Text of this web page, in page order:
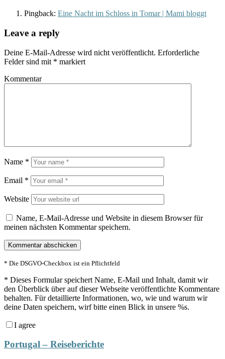
Pingback: Eine Nacht im Schloss in Tomar | Mami bloggt
Leave a reply
Deine E-Mail-Adresse wird nicht veröffentlicht. Erforderliche
Felder sind mit * markiert
Kommentar
Name *
Email *
Website
Name, E-Mail-Adresse und Website in diesem Browser für
meinen nächsten Kommentar speichern.
* Die DSGVO-Checkbox ist ein Pflichtfeld
* Dieses Formular speichert Name, E-Mail und Inhalt, damit wir
den Überblick über auf dieser Webseite veröffentlichte Kommentare
behalten. Für detaillierte Informationen, wo, wie und warum wir
deine Daten speichern, wirf bitte einen Blick in unsere %s.
I agree
Portugal – Reiseberichte